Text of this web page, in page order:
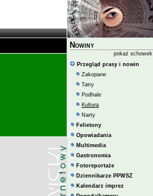
Nowiny
pokaż schowek
Przegląd prasy i nowin
Zakopane
Tatry
Podhale
Kultura
Narty
Felietony
Opowiadania
Multimedia
Gastronomia
Fotoreportaże
Dziennikarze PPWSZ
Kalendarz imprez